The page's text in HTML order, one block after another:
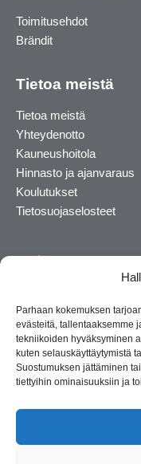
Parhaan kokemuksen
evästeitä, tallentaaksemme
tekniikoiden hyväksyminen
kuten selauskäyttäytymistä
Suostumuksen jättäminen
tiettyihin ominaisuuksiin ja
Toimitusehdot
Brändit
Tietoa meistä
Tietoa meistä
Yhteydenotto
Kauneushoitola
Hinnasto ja ajanvaraus
Koulutukset
Tietosuojaselosteet
perheyritys yli 35 vuotta.